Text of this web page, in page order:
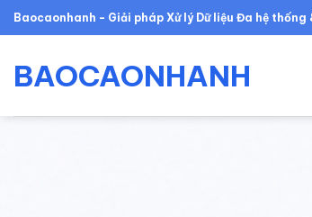
Skip
to
Baocaonhanh - Giải pháp Xử lý Dữ liệu Đa hệ
BAOCAONHANH